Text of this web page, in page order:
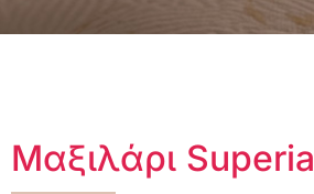
Μαξιλάρι Superia